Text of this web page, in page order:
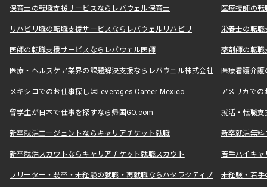
保育士の転職支援サービスならレバウェル保育士 医療技師の
リハビリ職の転職支援サービスならレバウェルリハビリ 栄養士の転
医師の転職支援サービスならレバウェル医師 薬剤師の転
医療・ヘルスケア業界の課題解決支援ならレバウェル株式会社 医療看護介
メキシコでのお仕事探しはLeverages Career Mexico アメリカで
留学生が日本で仕事を探すなら帰国GO.com 就活・転職
新卒就活エージェントならキャリアチケット就職 新卒就活無料
新卒就活スカウトならキャリアチケット就職スカウト 若手ハイキ
フリーター・既卒・未経験の就職・再就職ならハタラクティブ 未経験・若手